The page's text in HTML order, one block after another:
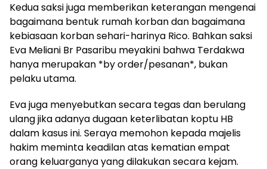
Kedua saksi juga memberikan keterangan mengenai
bagaimana bentuk rumah korban dan bagaimana
kebiasaan korban sehari-harinya Rico. Bahkan saksi
Eva Meliani Br Pasaribu meyakini bahwa Terdakwa
hanya merupakan *by order/pesanan*, bukan
pelaku utama.
Eva juga menyebutkan secara tegas dan berulang
ulang jika adanya dugaan keterlibatan koptu HB
dalam kasus ini. Seraya memohon kepada majelis
hakim meminta keadilan atas kematian empat
orang keluarganya yang dilakukan secara kejam.